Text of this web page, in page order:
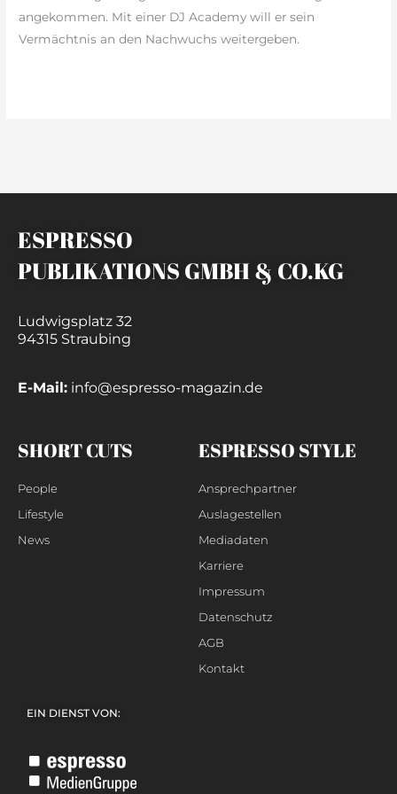
angekommen. Mit einer DJ Academy will er sein
Vermächtnis an den Nachwuchs weitergeben.
ESPRESSO
PUBLIKATIONS GMBH & CO.KG
Ludwigsplatz 32
94315 Straubing
E-Mail: info@espresso-magazin.de
SHORT CUTS
People
Lifestyle
News
ESPRESSO STYLE
Ansprechpartner
Auslagestellen
Mediadaten
Karriere
Impressum
Datenschutz
AGB
Kontakt
EIN DIENST VON: